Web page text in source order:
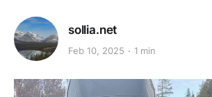
sollia.net
Feb 10, 2025 1 min